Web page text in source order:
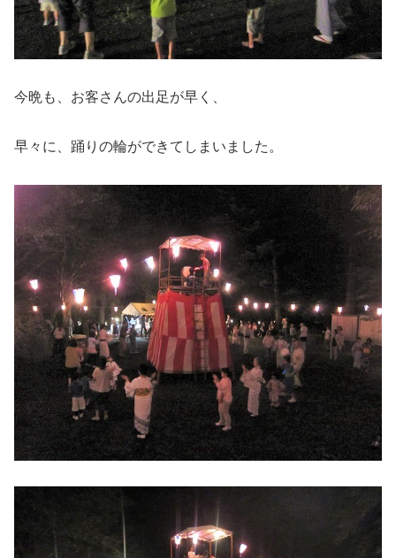
今晩も、お客さんの出足が早く、
早々に、踊りの輪ができてしまいました。